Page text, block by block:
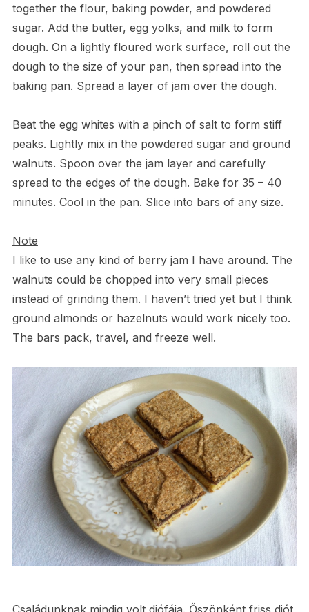
together the flour, baking powder, and powdered
sugar. Add the butter, egg yolks, and milk to form
dough. On a lightly floured work surface, roll out the
dough to the size of your pan, then spread into the
baking pan. Spread a layer of jam over the dough.
Beat the egg whites with a pinch of salt to form stiff
peaks. Lightly mix in the powdered sugar and ground
walnuts. Spoon over the jam layer and carefully
spread to the edges of the dough. Bake for 35 – 40
minutes. Cool in the pan. Slice into bars of any size.
Note
I like to use any kind of berry jam I have around. The
walnuts could be chopped into very small pieces
instead of grinding them. I haven’t tried yet but I think
ground almonds or hazelnuts would work nicely too.
The bars pack, travel, and freeze well.